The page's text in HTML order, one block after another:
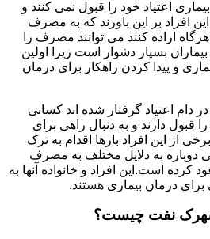
اعتیاد خود را قبول نمی کنند و
افراد بر این باورند که به مصرف
اراده کنند می توانند مصرف را
بسیار دشوار است زیرا اولین
و پیدا کردن راهکار برای درمان
دام اعتیاد گرفتار شده اند کسانی
قبول دارند و به دنبال راهی برای
از این افراد بارها اقدام به ترک
دوباره به دلایل مختلف به مصرف
کرده است.این افراد و خانواده آنها به
درمان بیماری هستند.
شهرک نفت چیست؟